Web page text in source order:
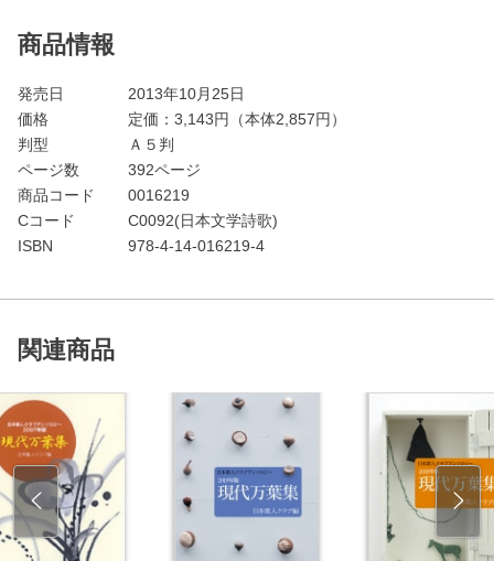
商品情報
発売日
2013年10月25日
価格
定価： 3,143円（本体2,857円）
判型
Ａ５判
ページ数
392ページ
商品コード
0016219
Cコード
C0092(日本文学詩歌)
ISBN
978-4-14-016219-4
関連商品